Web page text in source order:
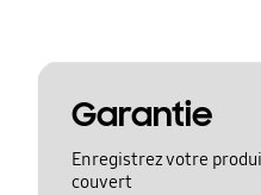
Garantie
Enregistrez votre
couvert